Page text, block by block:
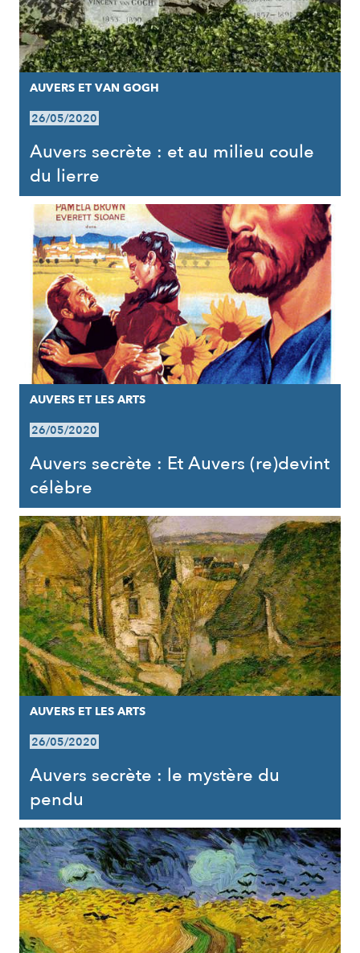
AUVERS ET VAN GOGH
26/05/2020
Auvers secrète : et au milieu coule
du lierre
AUVERS ET LES ARTS
26/05/2020
Auvers secrète : Et Auvers (re)devint
célèbre
AUVERS ET LES ARTS
26/05/2020
Auvers secrète : le mystère du
pendu